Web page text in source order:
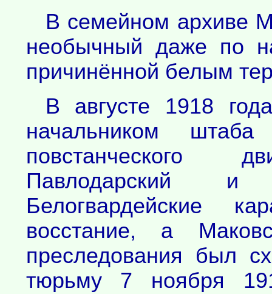
В семейном архиве
необычный даже по
причинённой белым
В августе 1918
начальником
повстанческого
Павлодарский и
Белогвардейские
восстание, а
преследования был
тюрьму 7 ноября